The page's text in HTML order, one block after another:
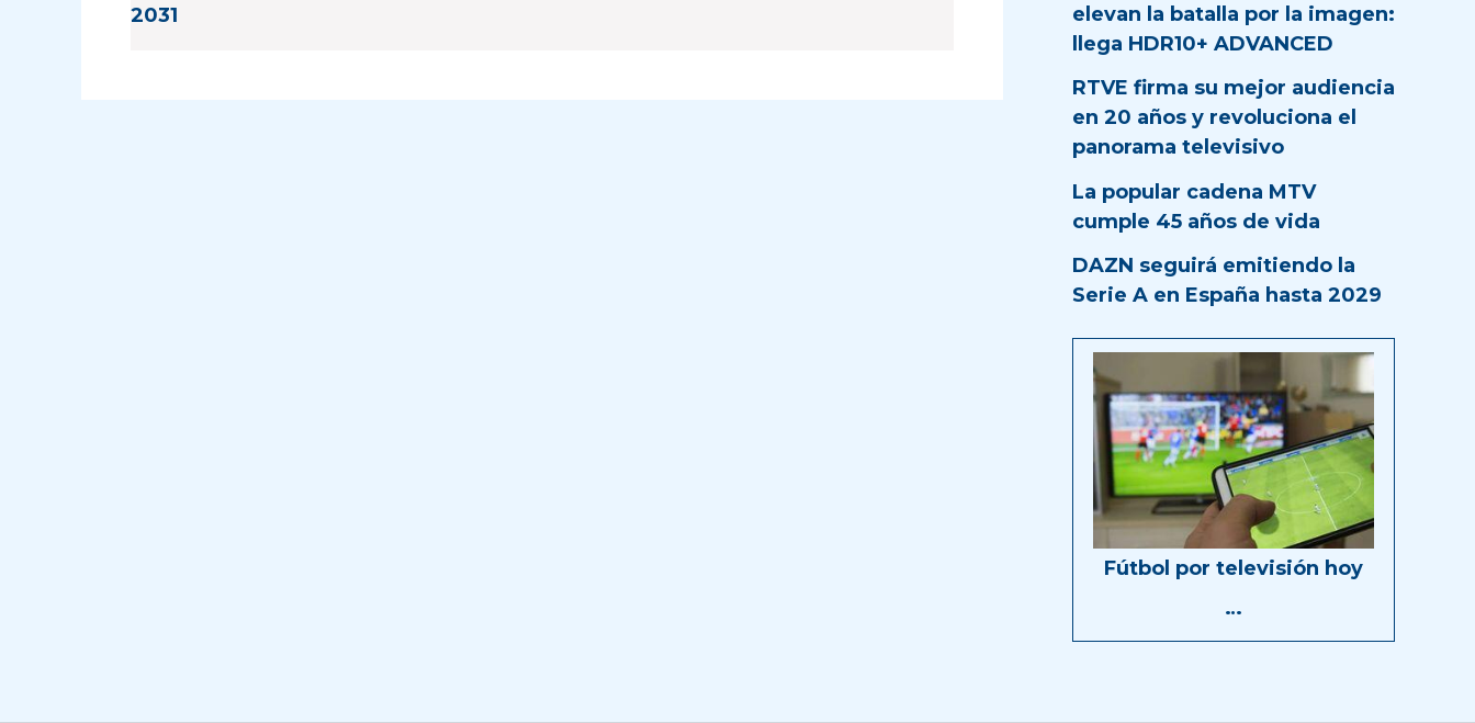
2031
elevan la batalla por la imagen:
llega HDR10+ ADVANCED
RTVE firma su mejor audiencia
en 20 años y revoluciona el
panorama televisivo
La popular cadena MTV
cumple 45 años de vida
DAZN seguirá emitiendo la
Serie A en España hasta 2029
Fútbol por televisión hoy
…